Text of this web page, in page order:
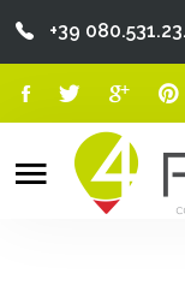
Chi Siamo
+39